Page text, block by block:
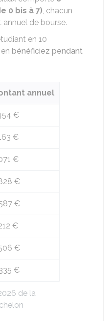
0 bis à 7), chacun
de bourse.
en 10
bénéficiez pendant
de la
annuel
€
€
€
€
€
€
€
€